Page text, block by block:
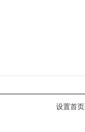
设置首页